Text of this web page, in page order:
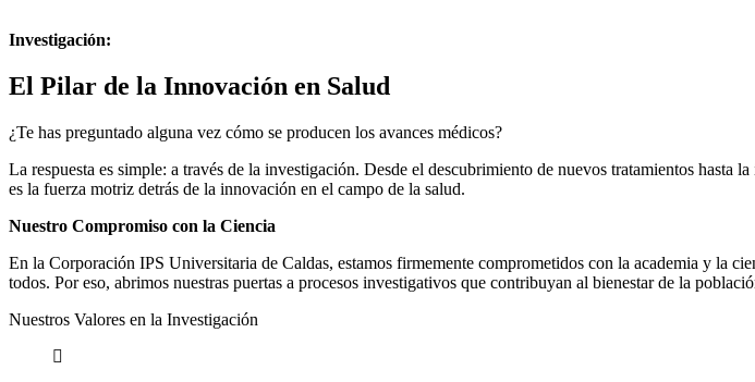
Investigación:
El Pilar de la Innovación en Salud
¿Te has preguntado alguna vez cómo se producen los avances médicos?
La respuesta es simple: a través de la investigación. Desde el descubrimiento de nuevos tratamientos
es la fuerza motriz detrás de la innovación en el campo de la salud.
Nuestro Compromiso con la Ciencia
En la Corporación IPS Universitaria de Caldas, estamos firmemente comprometidos con la academia y la
todos. Por eso, abrimos nuestras puertas a procesos investigativos que contribuyan al bienestar de la
Nuestros Valores en la Investigación